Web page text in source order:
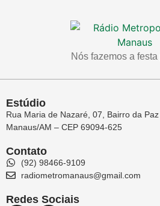
Nós fazemos a festa
Estúdio
Rua Maria de Nazaré, 07, Bairro da Paz
Manaus/AM – CEP 69094-625
Contato
(92) 98466-9109
radiometromanaus@gmail.com
Redes Sociais